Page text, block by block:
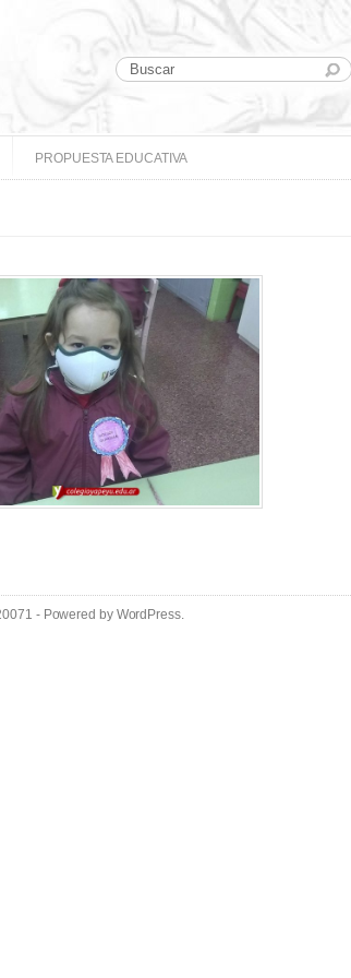
PROPUESTA EDUCATIVA
- Powered by WordPress.